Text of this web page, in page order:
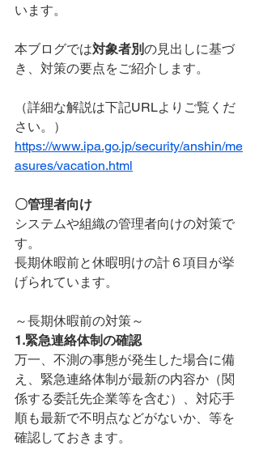
います。
本ブログでは対象者別の見出しに基づ
き、対策の要点をご紹介します。
（詳細な解説は下記URLよりご覧くだ
さい。）
https://www.ipa.go.jp/security/anshin/me
asures/vacation.html
〇管理者向け
システムや組織の管理者向けの対策で
す。
長期休暇前と休暇明けの計６項目が挙
げられています。
～長期休暇前の対策～
1.緊急連絡体制の確認
万一、不測の事態が発生した場合に備
え、緊急連絡体制が最新の内容か（関
係する委託先企業等を含む）、対応手
順も最新で不明点などがないか、等を
確認しておきます。